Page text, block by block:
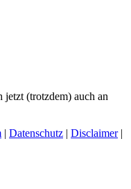
jetzt (trotzdem) auch an
| Datenschutz | Disclaimer|